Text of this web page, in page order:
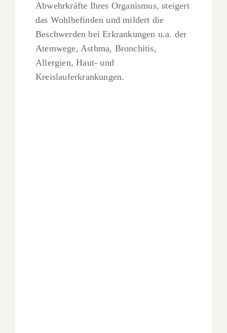
Abwehrkräfte Ihres Organismus, steigert
das Wohlbefinden und mildert die
Beschwerden bei Erkrankungen u.a. der
Atemwege, Asthma, Bronchitis,
Allergien, Haut- und
Kreislauferkrankungen.